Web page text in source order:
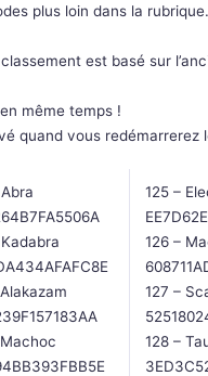
plus loin dans la rubrique.
est basé sur
même temps !
quand vous redémarrerez
125 –
126 –
127 –
128 –